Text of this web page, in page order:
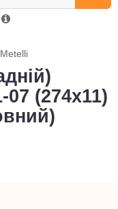
(274x11)